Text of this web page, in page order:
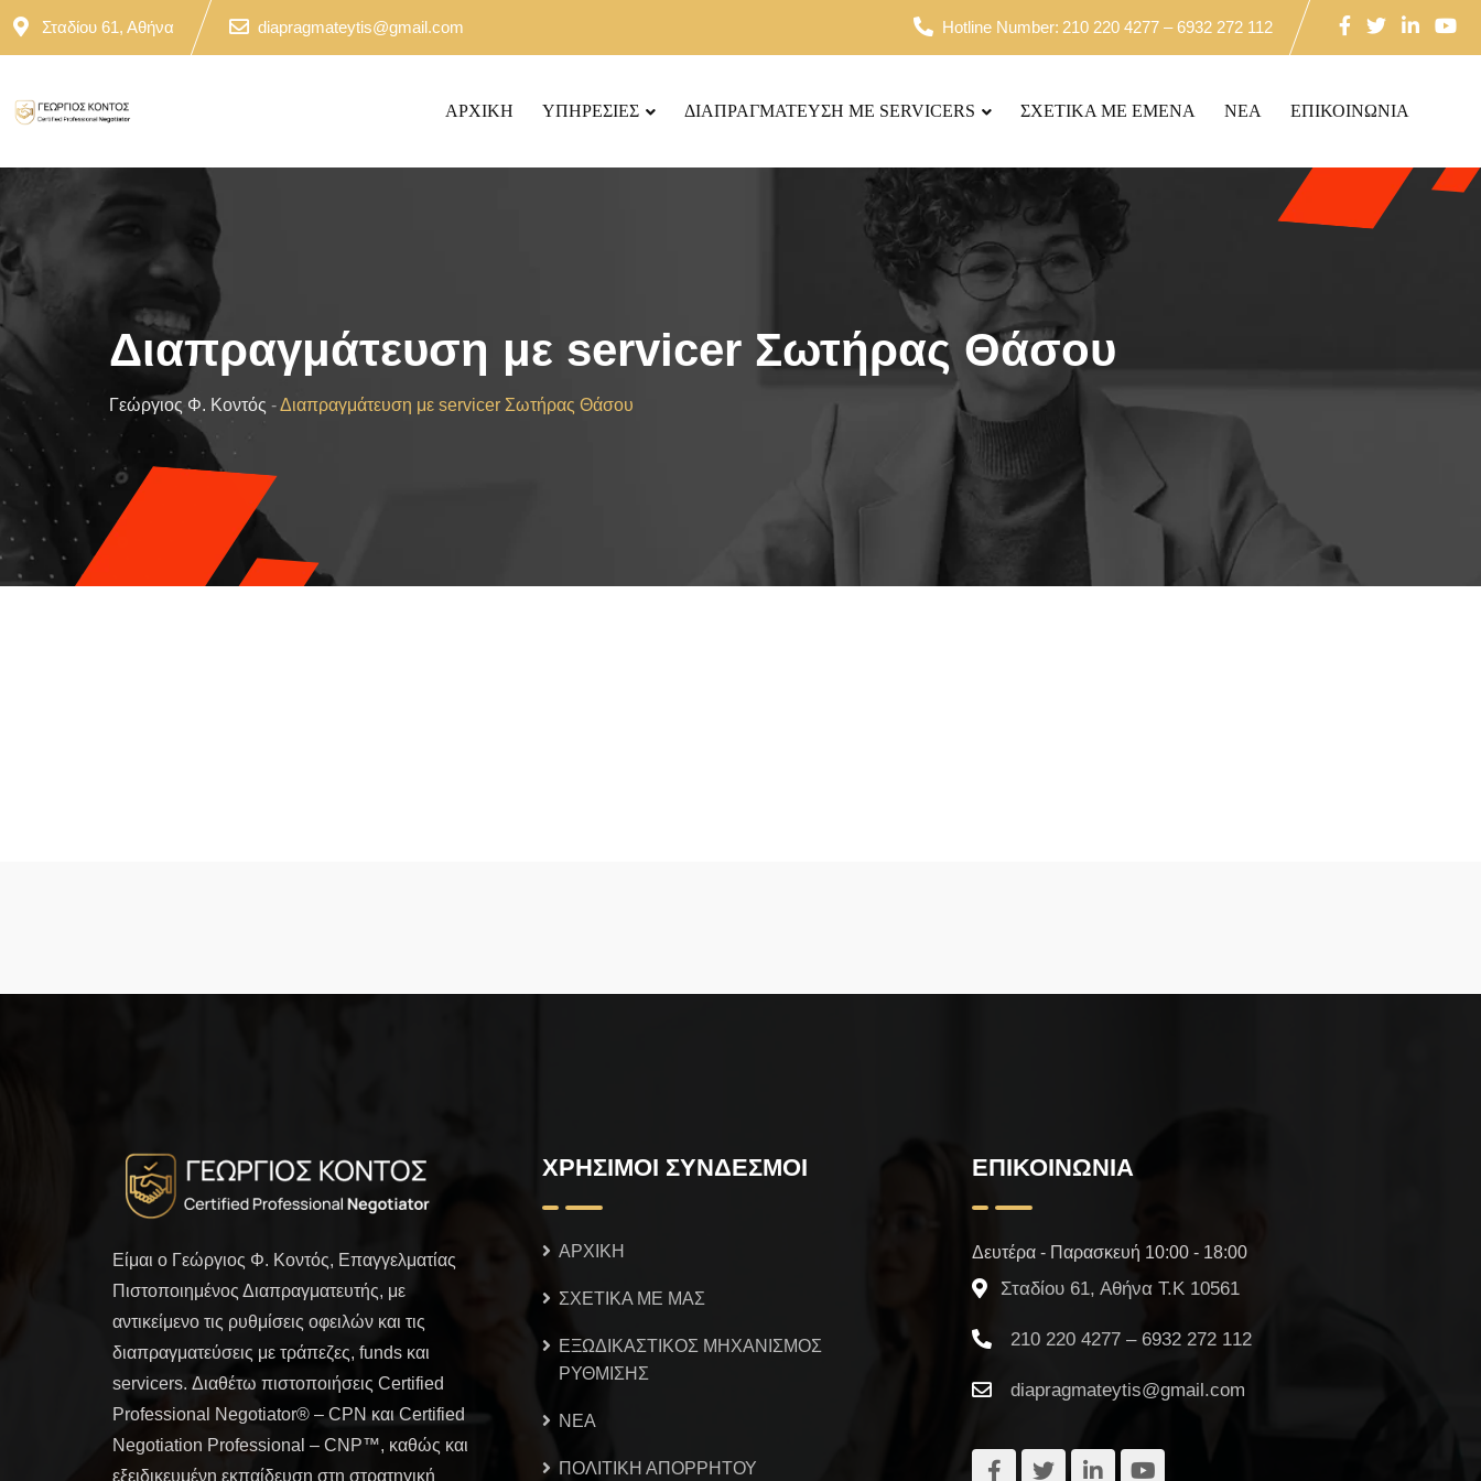
Skip
Σταδίου 61, Αθήνα diapragmateytis@gmail.com Hotline Number: 210 220 4277 – 6932 272 112
ΑΡΧΙΚΗ ΥΠΗΡΕΣΙΕΣ ΔΙΑΠΡΑΓΜΑΤΕΥΣΗ ΜΕ SERVICERS ΣΧΕΤΙΚΑ ΜΕ ΕΜΕΝΑ NEA ΕΠΙΚΟΙΝΩΝΙΑ
Διαπραγμάτευση με servicer Σωτήρας Θάσου
Γεώργιος Φ. Κοντός -Διαπραγμάτευση με servicer Σωτήρας Θάσου
Είμαι ο Γεώργιος Φ. Κοντός, Επαγγελματίας
Πιστοποιημένος Διαπραγματευτής, με
αντικείμενο τις ρυθμίσεις οφειλών και τις
διαπραγματεύσεις με τράπεζες, funds και
servicers. Διαθέτω πιστοποιήσεις Certified
Professional Negotiator® – CPN και Certified
Negotiation Professional – CNP™, καθώς και
εξειδικευμένη εκπαίδευση στη στρατηγική
ΧΡΗΣΙΜΟΙ ΣΥΝΔΕΣΜΟΙ
ΑΡΧΙΚΗ
ΣΧΕΤΙΚΑ ΜΕ ΜΑΣ
ΕΞΩΔΙΚΑΣΤΙΚΟΣ ΜΗΧΑΝΙΣΜΟΣ
ΡΥΘΜΙΣΗΣ
NEA
ΠΟΛΙΤΙΚΗ ΑΠΟΡΡΗΤΟΥ
ΕΠΙΚΟΙΝΩΝΙΑ
Δευτέρα - Παρασκευή 10:00 - 18:00
Σταδίου 61, Αθήνα Τ.Κ 10561
210 220 4277 – 6932 272 112
diapragmateytis@gmail.com